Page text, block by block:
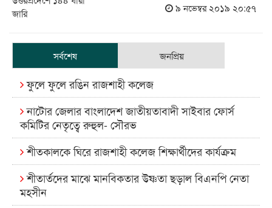
৯ নভেম্বর ২০১৯ ২০:৫৭
সর্বশেষ জনপ্রিয়
ফুলে ফুলে রঙিন রাজশাহী কলেজ
নাটোর জেলার বাংলাদেশ জাতীয়তাবাদী সাইবার ফোর্স
কমিটির নেতৃত্বে রুহুল- সৌরভ
শীতকালকে ঘিরে রাজশাহী কলেজ শিক্ষার্থীদের কার্যক্রম
শীতার্তদের মাঝে মানবিকতার উষ্ণতা ছড়াল বিএনপি নেতা
মহসীন